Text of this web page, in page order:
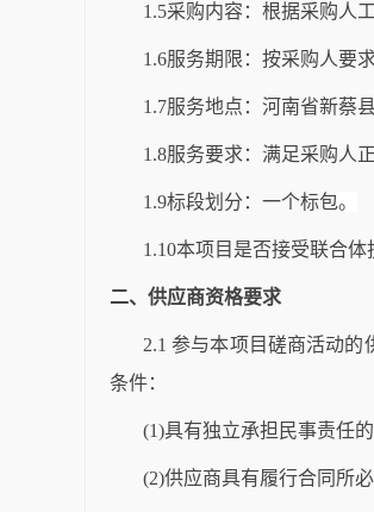
1.5采购内容：根据采购人
1.6服务期限： 按采购人要
1.7服务地点：河南省新蔡县
1.8服务要求：满足采购人
1.9标段划分：一个标包。
1.10本项目是否接受联合体
二、 供应商资格要求
2.1 参与本项目磋商活动的
条件：
(1)具有独立承担民事责任
(2)供应商具有履行合同所